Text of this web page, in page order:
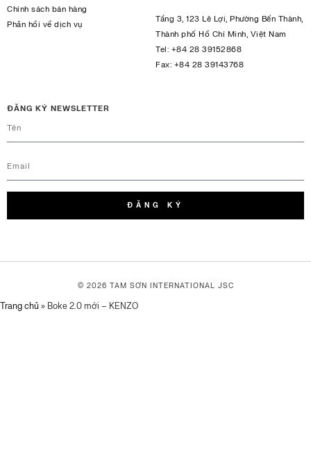
Chính sách bán hàng
Phản hồi về dịch vụ
Tầng 3, 123 Lê Lợi, Phường Bến Thành,
Thành phố Hồ Chí Minh, Việt Nam
Tel: +84 28 39152868
Fax: +84 28 39143768
ĐĂNG KÝ NEWSLETTER
ĐĂNG KÝ
© 2026 TAM SƠN INTERNATIONAL JSC
Trang chủ» Boke 2.0 mới – KENZO